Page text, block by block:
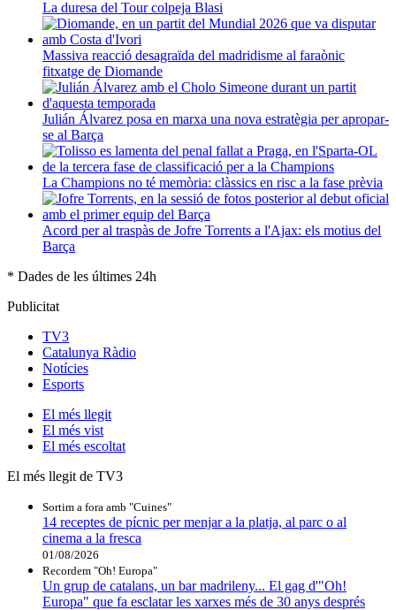
La duresa del Tour colpeja Blasi
Massiva reacció desagraïda del madridisme al faraònic
fitxatge de Diomande
Julián Álvarez posa en marxa una nova estratègia per apropar-
se al Barça
La Champions no té memòria: clàssics en risc a la fase prèvia
Acord per al traspàs de Jofre Torrents a l'Ajax: els motius del
Barça
* Dades de les últimes 24h
Publicitat
TV3
Catalunya Ràdio
Notícies
Esports
El més llegit
El més vist
El més escoltat
El més llegit de TV3
Sortim a fora amb "Cuines"
14 receptes de pícnic per menjar a la platja, al parc o al
cinema a la fresca
01/08/2026
Recordem "Oh! Europa"
Un grup de catalans, un bar madrileny... El gag d'"Oh!
Europa" que fa esclatar les xarxes més de 30 anys després